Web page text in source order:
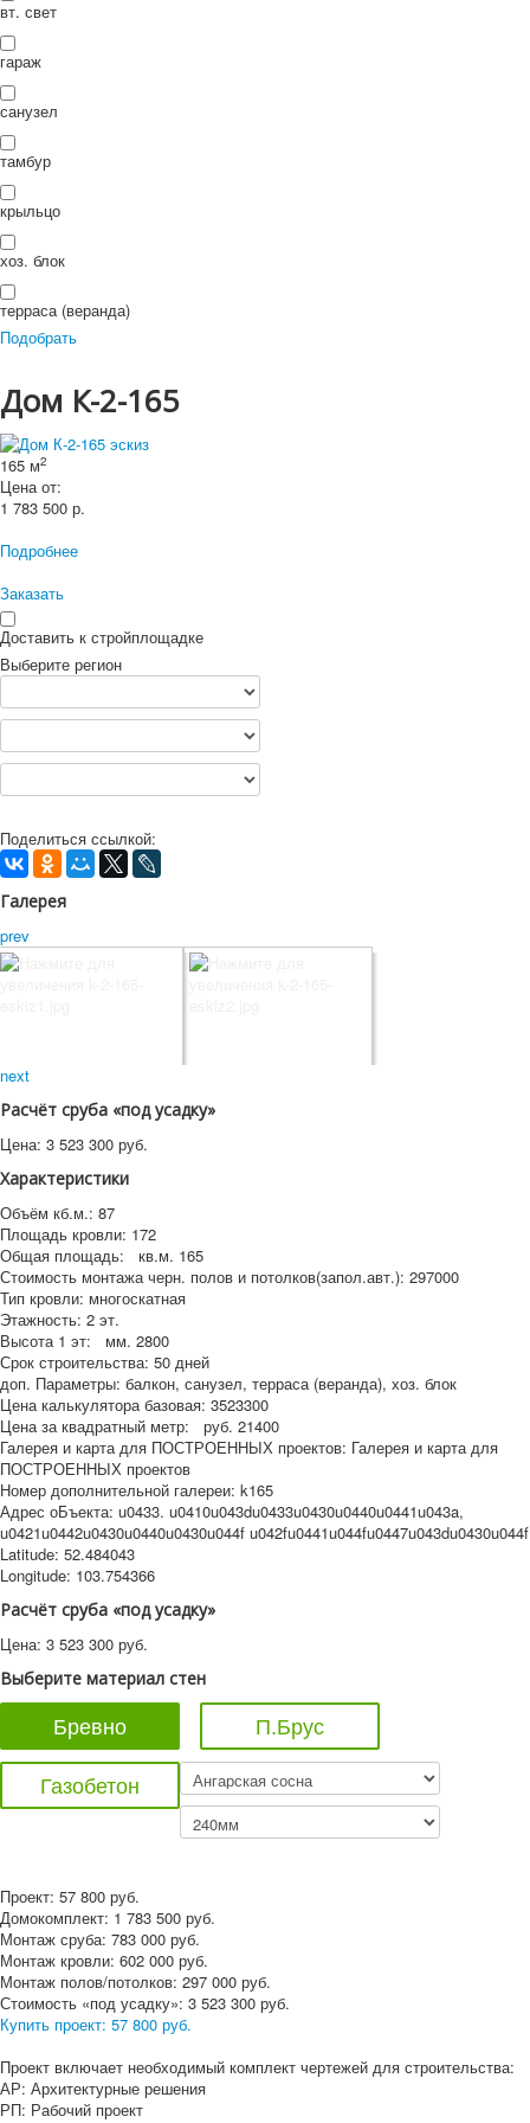
П
ои
ск
вт. свет
гараж
санузел
тамбур
крыльцо
хоз. блок
терраса (веранда)
Подобрать
Дом К-2-165
165 м2
Цена от:
1 783 500 р.
Подробнее
Заказать
Доставить к стройплощадке
Выберите регион
Поделиться ссылкой:
Галерея
prev
next
Расчёт сруба «под усадку»
Цена: 3 523 300 руб.
Характеристики
Объём кб.м.: 87
Площадь кровли: 172
Общая площадь:
кв.м. 165
Стоимость монтажа черн. полов и потолков(запол.авт.): 297000
Тип кровли: многоскатная
Этажность: 2 эт.
Высота 1 эт:
мм. 2800
Срок строительства: 50 дней
доп. Параметры: балкон, санузел, терраса (веранда), хоз. блок
Цена калькулятора базовая: 3523300
Цена за квадратный метр:
руб. 21400
Галерея и карта для ПОСТРОЕННЫХ проектов: Галерея и карта для
ПОСТРОЕННЫХ проектов
Номер дополнительной галереи: k165
Адрес оБъекта: u0433. u0410u043du0433u0430u0440u0441u043a,
u0421u0442u0430u0440u0430u044f u042fu0441u044fu0447u043du0430u044f
Latitude: 52.484043
Longitude: 103.754366
Расчёт сруба «под усадку»
Цена: 3 523 300 руб.
Выберите материал стен
Бревно
П.Брус
Газобетон
Проект: 57 800 руб.
Домокомплект: 1 783 500 руб.
Монтаж сруба: 783 000 руб.
Монтаж кровли: 602 000 руб.
Монтаж полов/потолков: 297 000 руб.
Стоимость «под усадку»: 3 523 300 руб.
Купить проект: 57 800 руб.
Проект включает необходимый комплект чертежей для строительства:
АР: Архитектурные решения
РП: Рабочий проект